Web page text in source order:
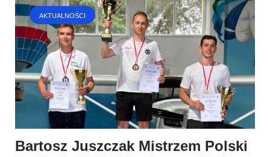
AKTUALNOŚCI
Bartosz Juszczak Mistrzem Polski